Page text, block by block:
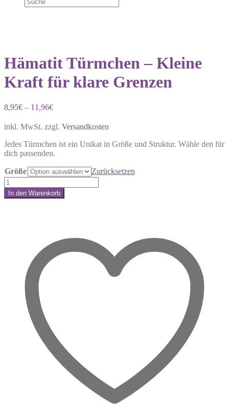
Hämatit Türmchen – Kleine
Kraft für klare Grenzen
8,95€ – 11,96€
inkl. MwSt. zzgl. Versandkosten
Jedes Türmchen ist ein Unikat in Größe und Struktur. Wähle den für
dich passenden.
Größe
Zurücksetzen
Hämatit
Türmchen
–
In den Warenkorb